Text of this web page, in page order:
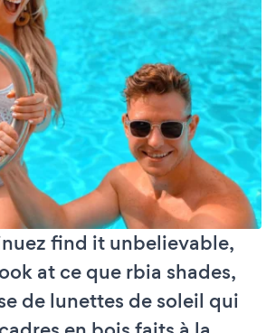
find it unbelievable,
at ce que rbia shades,
de lunettes de soleil qui